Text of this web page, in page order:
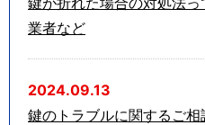
業者など
2024.09.13
鍵のトラブルに関するご